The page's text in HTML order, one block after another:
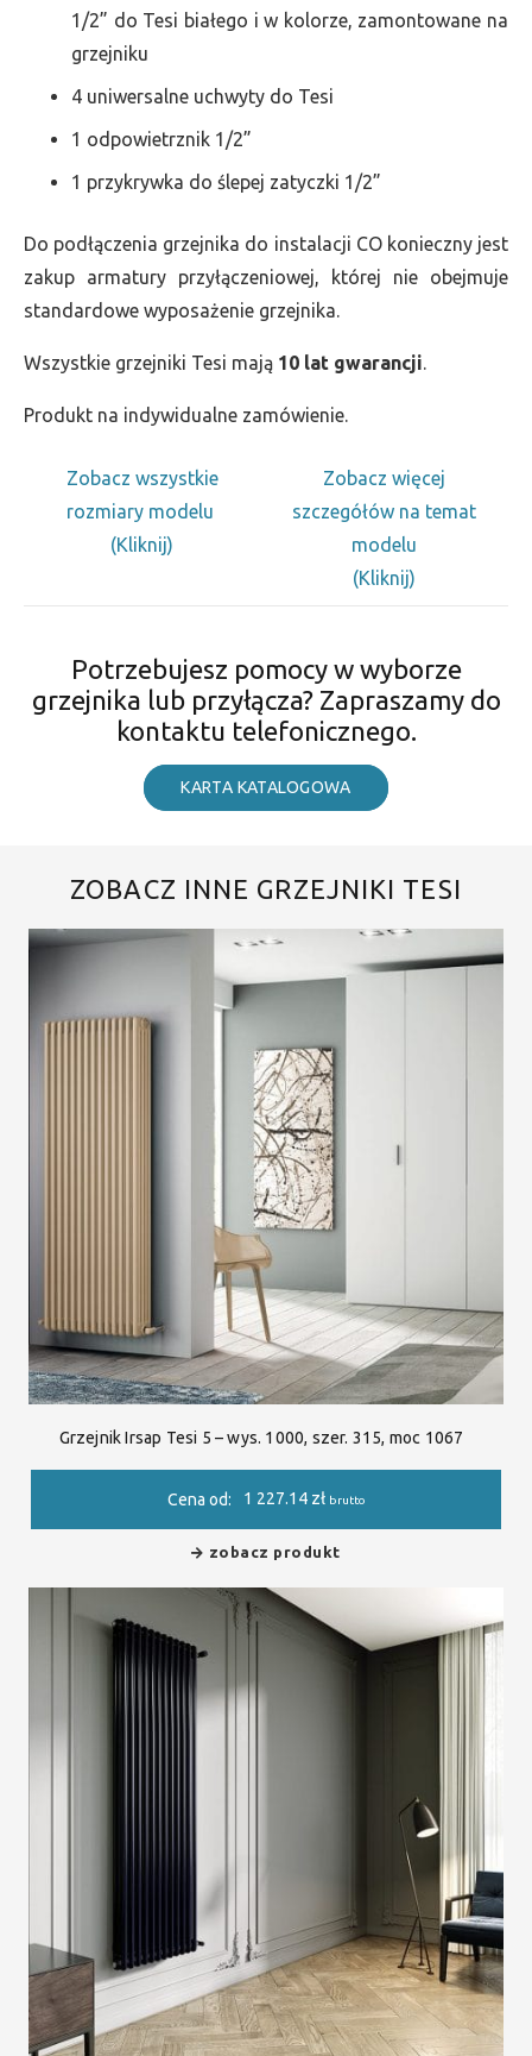
1/2” do Tesi białego i w kolorze, zamontowane na
grzejniku
4 uniwersalne uchwyty do Tesi
1 odpowietrznik 1/2”
1 przykrywka do ślepej zatyczki 1/2”
Do podłączenia grzejnika do instalacji CO konieczny jest
zakup armatury przyłączeniowej, której nie obejmuje
standardowe wyposażenie grzejnika.
Wszystkie grzejniki Tesi mają 10 lat gwarancji.
Produkt na indywidualne zamówienie.
Zobacz wszystkie
rozmiary modelu
(Kliknij)
Zobacz więcej
szczegółów na temat
modelu
(Kliknij)
Potrzebujesz pomocy w wyborze
grzejnika lub przyłącza? Zapraszamy do
kontaktu telefonicznego.
KARTA KATALOGOWA
ZOBACZ INNE GRZEJNIKI TESI
Grzejnik Irsap Tesi 5 – wys. 1000, szer. 315, moc 1067
Cena od: 1 227.14 zł brutto
zobacz produkt